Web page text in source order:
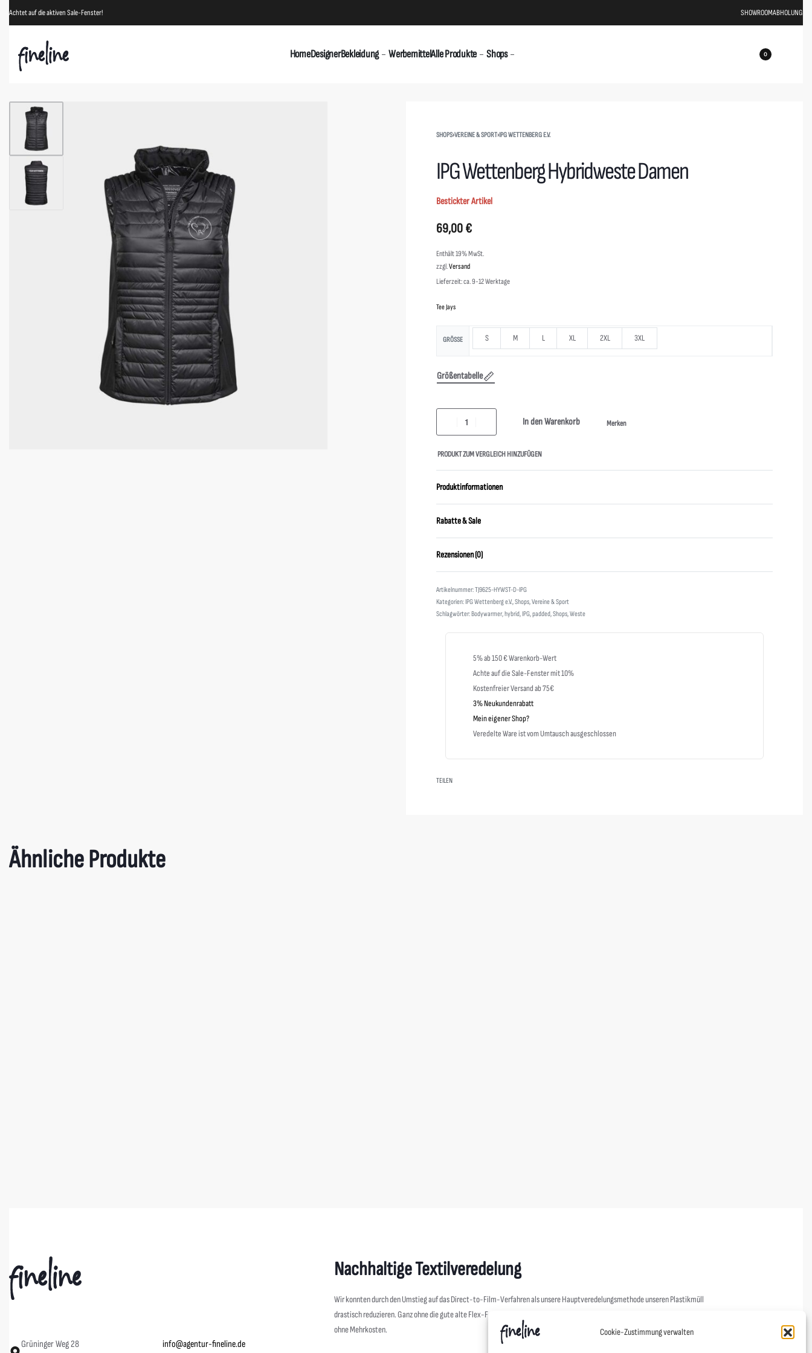
Cookie-Zustimmung verwalten
Achtet auf die aktiven Sale-Fenster! SHOWROOMABHOLUNG
HomeDesignerBekleidung WerbemittelAlle Produkte Shops 0
SHOPS›VEREINE & SPORT›IPG WETTENBERG E.V.
IPG Wettenberg Hybridweste Damen
Bestickter Artikel
69,00€
Enthält 19% MwSt.
zzgl.Versand
Lieferzeit: ca. 9-12 Werktage
Tee Jays
GRÖSSE S M L XL 2XL 3XL
Größentabelle
In den Warenkorb Merken
PRODUKT ZUM VERGLEICH HINZUFÜGEN
Produktinformationen
Rabatte & Sale
Rezensionen (0)
TJ9625-HYWST-D-IPG
Kategorien:IPG Wettenberg e.V.,Shops,Vereine & Sport
Schlagwörter:Bodywarmer,hybrid,IPG,padded,Shops,Weste
5% ab 150 € Warenkorb-Wert
Achte auf die Sale-Fenster mit 10%
Kostenfreier Versand ab 75€
3% Neukundenrabatt
Mein eigener Shop?
Veredelte Ware ist vom Umtausch ausgeschlossen
TEILEN
Ähnliche Produkte
Grüninger Weg 28 info@agentur-fineline.de
Nachhaltige Textilveredelung
Wir konnten durch den Umstieg auf das Direct-to-Film-Verfahren als unsere Hauptveredelungsmethode unseren Plastikmüll
drastisch reduzieren. Ganz ohne die gute alte Flex-Folie geht es aber nicht. Unsere Garne sind aus nachhaltiger Produktion und das
ohne Mehrkosten.